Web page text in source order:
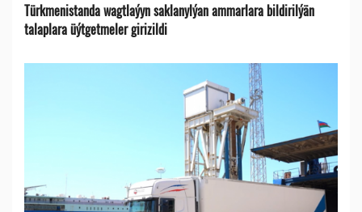
Türkmenistanda wagtlaýyn saklanylýan ammarlara bildirilýän
talaplara üýtgetmeler girizildi